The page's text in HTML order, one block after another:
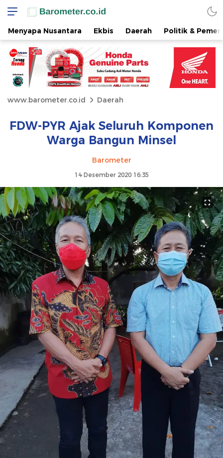
Menyapa Nusantara Ekbis Daerah Politik &
www.barometer.co.id Daerah
FDW-PYR Ajak Seluruh Komponen
Warga Bangun Minsel
Barometer
14 Desember 2020 16:35